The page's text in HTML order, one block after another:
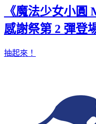
《魔法少女小圓
感謝祭第 2 彈登
抽起來！